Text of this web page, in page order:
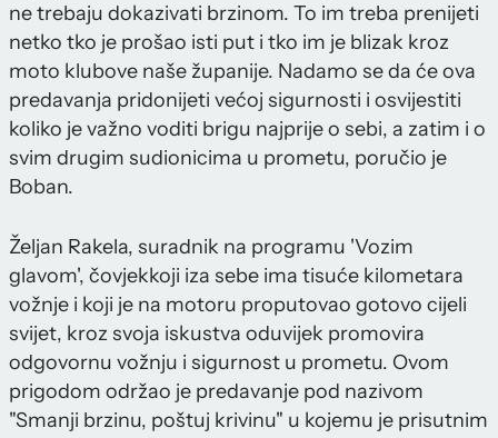
ne trebaju dokazivati brzinom. To im treba prenijeti
netko tko je prošao isti put i tko im je blizak kroz
moto klubove naše županije. Nadamo se da će ova
predavanja pridonijeti većoj sigurnosti i osvijestiti
koliko je važno voditi brigu najprije o sebi, a zatim i o
svim drugim sudionicima u prometu, poručio je
Boban.
Željan Rakela, suradnik na programu 'Vozim
glavom', čovjekkoji iza sebe ima tisuće kilometara
vožnje i koji je na motoru proputovao gotovo cijeli
svijet, kroz svoja iskustva oduvijek promovira
odgovornu vožnju i sigurnost u prometu. Ovom
prigodom održao je predavanje pod nazivom
"Smanji brzinu, poštuj krivinu" u kojemu je prisutnim